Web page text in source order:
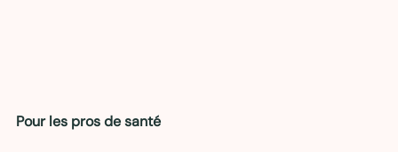
Pour les pros de santé